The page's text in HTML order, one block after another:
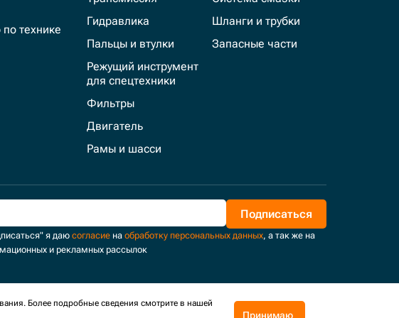
технике
Гидравлика
Пальцы и втулки
Режущий инструмент
для спецтехники
Фильтры
Двигатель
Рамы и шасси
Шланги и трубки
Запасные части
Подписаться
я даюсогласиена обработку персональных данных, а так же на
и рекламных рассылок
на
Более подробные сведения смотрите в нашей
Принимаю